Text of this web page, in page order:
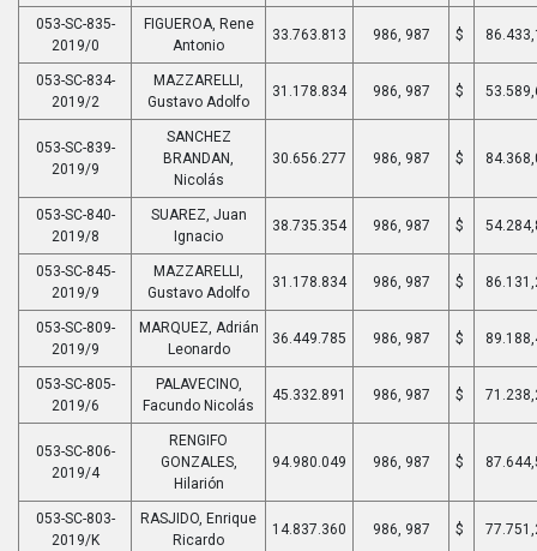
053-SC-835-
2019/0
FIGUEROA, Rene
Antonio
33.763.813 986, 987 $
053-SC-834-
2019/2
MAZZARELLI,
Gustavo Adolfo
31.178.834 986, 987 $
053-SC-839-
2019/9
SANCHEZ
BRANDAN,
Nicolás
30.656.277 986, 987 $
053-SC-840-
2019/8
SUAREZ, Juan
Ignacio
38.735.354 986, 987 $
053-SC-845-
2019/9
MAZZARELLI,
Gustavo Adolfo
31.178.834 986, 987 $
053-SC-809-
2019/9
MARQUEZ, Adrián
Leonardo
36.449.785 986, 987 $
053-SC-805-
2019/6
PALAVECINO,
Facundo Nicolás
45.332.891 986, 987 $
053-SC-806-
2019/4
RENGIFO
GONZALES,
Hilarión
94.980.049 986, 987 $
053-SC-803-
2019/K
RASJIDO, Enrique
Ricardo
14.837.360 986, 987 $